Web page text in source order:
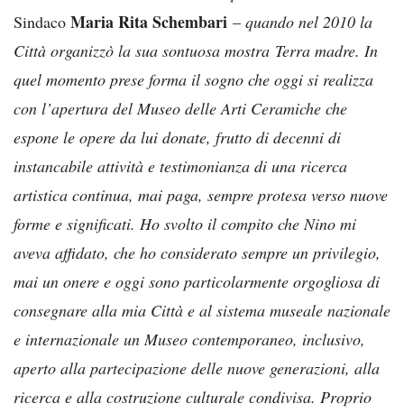
Sindaco Maria Rita Schembari – quando nel 2010 la
Città organizzò la sua sontuosa mostra Terra madre. In
quel momento prese forma il sogno che oggi si realizza
con l’apertura del Museo delle Arti Ceramiche che
espone le opere da lui donate, frutto di decenni di
instancabile attività e testimonianza di una ricerca
artistica continua, mai paga, sempre protesa verso nuove
forme e significati. Ho svolto il compito che Nino mi
aveva affidato, che ho considerato sempre un privilegio,
mai un onere e oggi sono particolarmente orgogliosa di
consegnare alla mia Città e al sistema museale nazionale
e internazionale un Museo contemporaneo, inclusivo,
aperto alla partecipazione delle nuove generazioni, alla
ricerca e alla costruzione culturale condivisa. Proprio